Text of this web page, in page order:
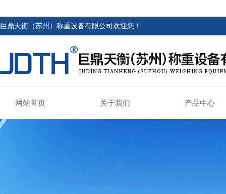
巨鼎天衡（苏州）称重设备有限公司欢迎您！
网站首页 关于我们 产品中心